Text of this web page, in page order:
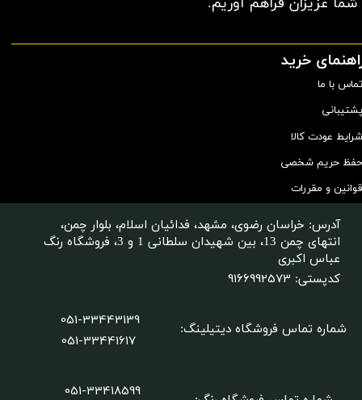
خرید
تماس با ما
پشتیبانی
شرایط عودت کالا
حفظ حریم شخصی
قوانین و مقررات
شماره تماس فروشگاه دیتیلینگ:
051-33443139
051-33441617
آدرس: خراسان رضوی، مشهد، فدائیان اسلام، بلوار چمن،
انتهای چمن 13، بین شهیدان سلطانی 1 و 3، فروشگاه رنگ
عباس اکبری
کدپستی: 9166992573
051-33418599